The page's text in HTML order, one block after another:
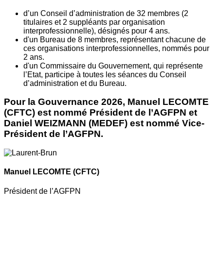
d’un Conseil d’administration de 32 membres (2
titulaires et 2 suppléants par organisation
interprofessionnelle), désignés pour 4 ans.
d'un Bureau de 8 membres, représentant chacune de
ces organisations interprofessionnelles, nommés pour
2 ans.
d'un Commissaire du Gouvernement, qui représente
l’Etat, participe à toutes les séances du Conseil
d’administration et du Bureau.
Pour la Gouvernance 2026, Manuel LECOMTE
(CFTC) est nommé Président de l’AGFPN et
Daniel WEIZMANN (MEDEF) est nommé Vice-
Président de l’AGFPN.
Manuel LECOMTE (CFTC)
Président de l’AGFPN